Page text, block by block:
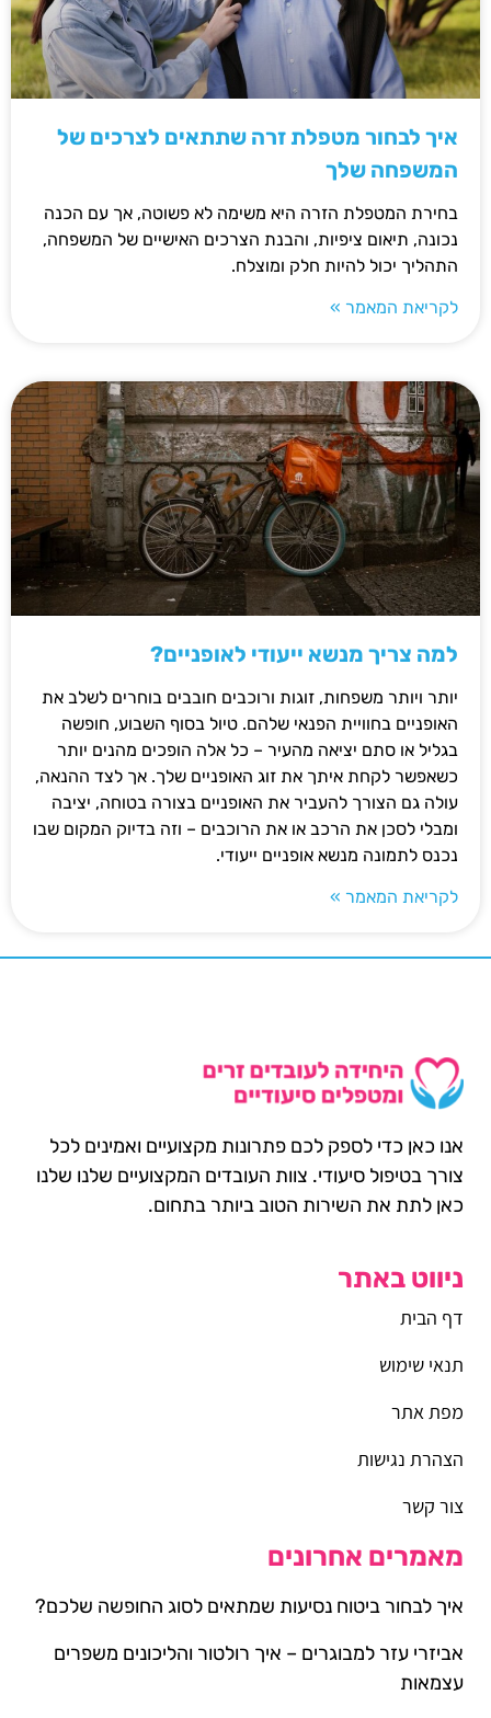
איך לבחור מטפלת זרה שתתאים לצרכים של
המשפחה שלך
בחירת המטפלת הזרה היא משימה לא פשוטה, אך עם הכנה
נכונה, תיאום ציפיות, והבנת הצרכים האישיים של המשפחה,
התהליך יכול להיות חלק ומוצלח.
לקריאת המאמר »
למה צריך מנשא ייעודי לאופניים?
יותר ויותר משפחות, זוגות ורוכבים חובבים בוחרים לשלב את
האופניים בחוויית הפנאי שלהם. טיול בסוף השבוע, חופשה
בגליל או סתם יציאה מהעיר – כל אלה הופכים מהנים יותר
כשאפשר לקחת איתך את זוג האופניים שלך. אך לצד ההנאה,
עולה גם הצורך להעביר את האופניים בצורה בטוחה, יציבה
ומבלי לסכן את הרכב או את הרוכבים – וזה בדיוק המקום שבו
נכנס לתמונה מנשא אופניים ייעודי.
לקריאת המאמר »
אנו כאן כדי לספק לכם פתרונות מקצועיים ואמינים לכל
צורך בטיפול סיעודי. צוות העובדים המקצועיים שלנו שלנו
כאן לתת את השירות הטוב ביותר בתחום.
ניווט באתר
דף הבית
תנאי שימוש
מפת אתר
הצהרת נגישות
צור קשר
מאמרים אחרונים
איך לבחור ביטוח נסיעות שמתאים לסוג החופשה שלכם?
אביזרי עזר למבוגרים – איך רולטור והליכונים משפרים
עצמאות